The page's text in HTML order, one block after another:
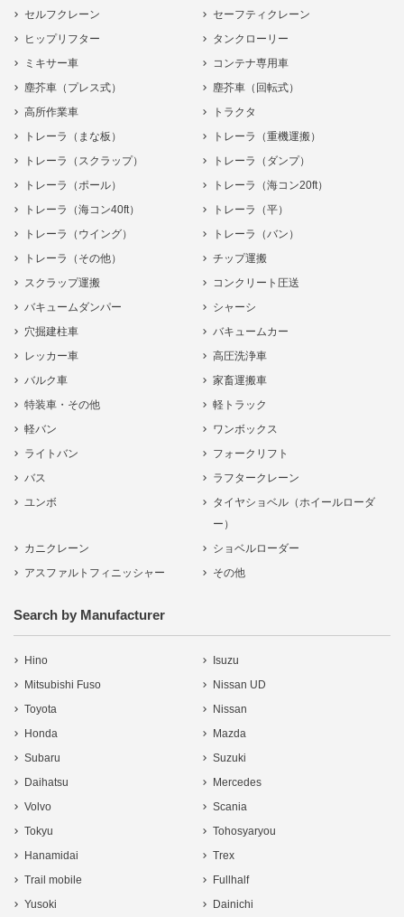
セルフクレーン
セーフティクレーン
ヒップリフター
タンクローリー
ミキサー車
コンテナ専用車
塵芥車（プレス式）
塵芥車（回転式）
高所作業車
トラクタ
トレーラ（まな板）
トレーラ（重機運搬）
トレーラ（スクラップ）
トレーラ（ダンプ）
トレーラ（ポール）
トレーラ（海コン20ft）
トレーラ（海コン40ft）
トレーラ（平）
トレーラ（ウイング）
トレーラ（バン）
トレーラ（その他）
チップ運搬
スクラップ運搬
コンクリート圧送
バキュームダンパー
シャーシ
穴掘建柱車
バキュームカー
レッカー車
高圧洗浄車
バルク車
家畜運搬車
特装車・その他
軽トラック
軽バン
ワンボックス
ライトバン
フォークリフト
バス
ラフタークレーン
ユンボ
タイヤショベル（ホイールローダ
ー）
カニクレーン
ショベルローダー
アスファルトフィニッシャー
その他
Search by Manufacturer
Hino
Isuzu
Mitsubishi Fuso
Nissan UD
Toyota
Nissan
Honda
Mazda
Subaru
Suzuki
Daihatsu
Mercedes
Volvo
Scania
Tokyu
Tohosyaryou
Hanamidai
Trex
Trail mobile
Fullhalf
Yusoki
Dainichi